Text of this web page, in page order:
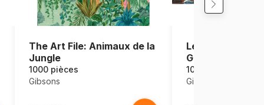
The Art File: Animaux de la
Jungle
1000 pièces
Gibsons
Les Derniers
Guerre
1000 pièces
Gibsons